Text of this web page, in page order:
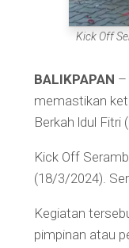
Kick Off
BALIKPAPAN –
memastikan
Berkah ldul Fitri
Kick Off
(18/3/2024).
Kegiatan
pimpinan atau